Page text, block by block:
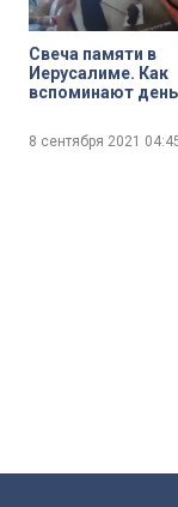
Свеча памяти в
Иерусалиме. Как
вспоминают
8 сентября 2021